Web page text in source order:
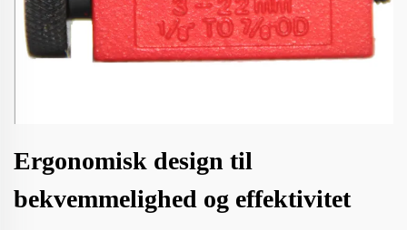
Ergonomisk design til
bekvemmelighed og effektivitet